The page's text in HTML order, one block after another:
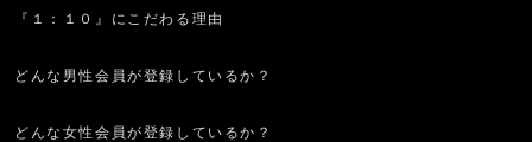
アフィリエイトをご検討の皆様へ。
『１：１０』にこだわる理由
どんな男性会員が登録しているか？
どんな女性会員が登録しているか？